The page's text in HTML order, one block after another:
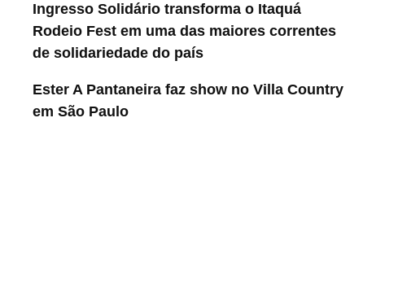
Ingresso Solidário transforma o Itaquá
Rodeio Fest em uma das maiores correntes
de solidariedade do país
Ester A Pantaneira faz show no Villa Country
em São Paulo